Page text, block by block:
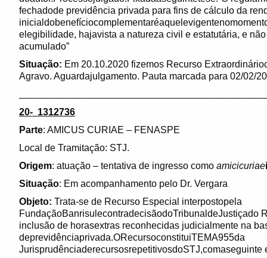
fechadode previdência privada para fins de cálculo da
elegibilidade, hajavista a natureza civil e estatutária, e
acumulado”
Situação: Em 20.10.2020 fizemos Recurso
Agravo. Aguardajulgamento. Pauta marcada para 02/02/
20- 1312736
Parte: AMICUS CURIAE – FENASPE
Local de Tramitação: STJ.
Origem: atuação – tentativa de ingresso como amicicuriae
Situação: Em acompanhamento pelo Dr. Vergara
Objeto: Trata-se de Recurso Especial interpostopela
FundaçãoBanrisulecontradecisãodoTribunaldeJustiçado
inclusão de horasextras reconhecidas judicialmente na
deprevidênciaprivada.ORecursoconstituiTEMA955da
JurisprudênciaderecursosrepetitivosdoSTJ,comaseguinte